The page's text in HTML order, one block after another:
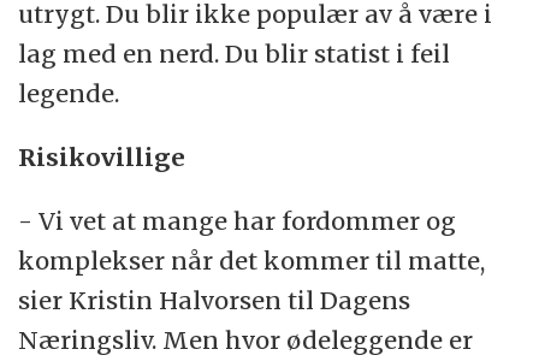
utrygt. Du blir ikke populær av å være i
lag med en nerd. Du blir statist i feil
legende.
Risikovillige
- Vi vet at mange har fordommer og
komplekser når det kommer til matte,
sier Kristin Halvorsen til Dagens
Næringsliv. Men hvor ødeleggende er